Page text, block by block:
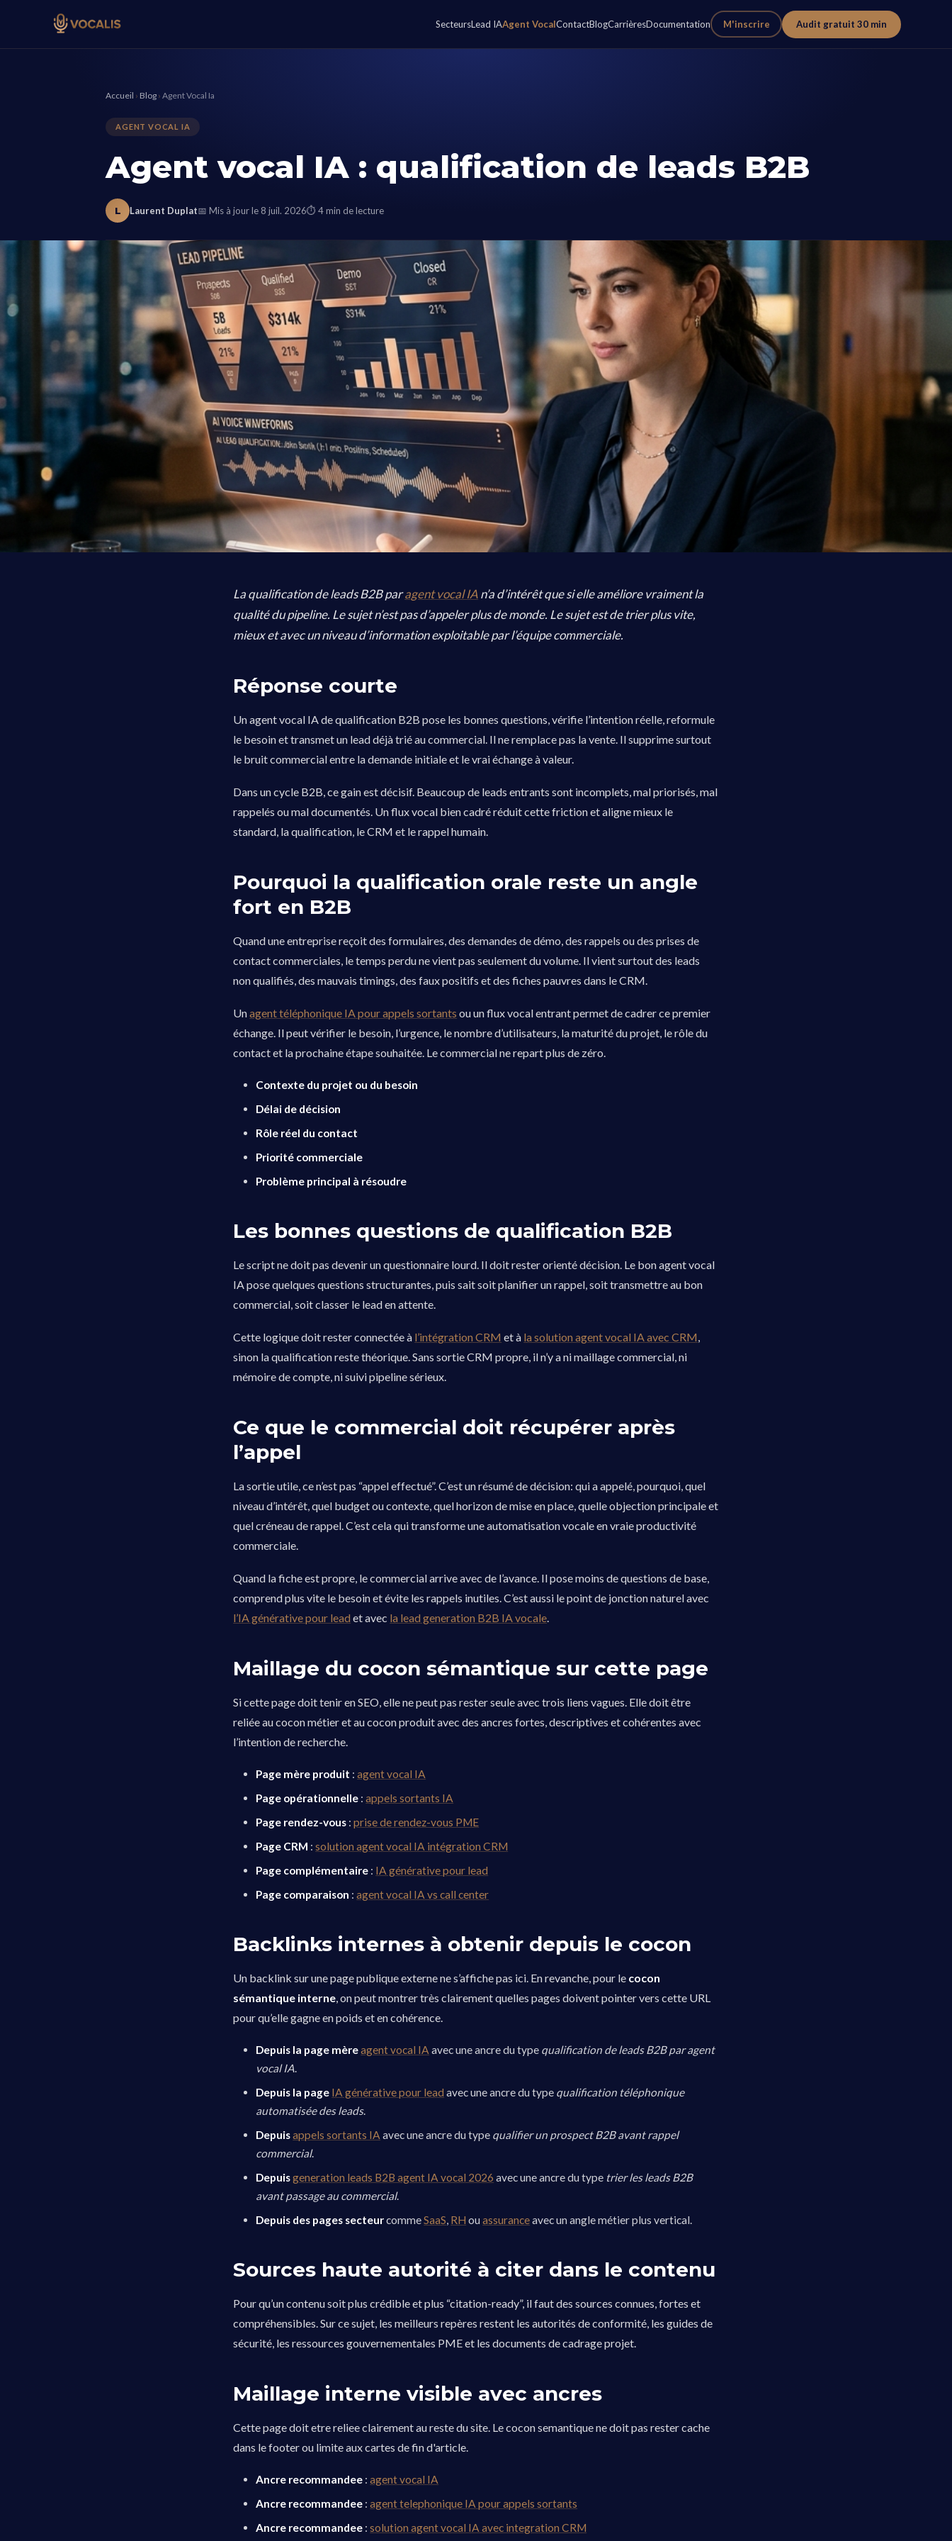
SecteursLead IAAgent VocalContactBlogCarrièresDocumentation M'inscrire Audit gratuit 30 min
Accueil › Blog › Agent Vocal Ia
AGENT VOCAL IA
Agent vocal IA : qualification de leads B2B
L Laurent Duplat📅 Mis à jour le 8 juil. 2026⏱ 4 min de lecture
La qualification de leads B2B paragent vocal IAn’a d’intérêt que si elle améliore vraiment la
qualité du pipeline. Le sujet n’est pas d’appeler plus de monde. Le sujet est de trier plus vite,
mieux et avec un niveau d’information exploitable par l’équipe commerciale.
Réponse courte
Un agent vocal IA de qualification B2B pose les bonnes questions, vérifie l’intention réelle, reformule
le besoin et transmet un lead déjà trié au commercial. Il ne remplace pas la vente. Il supprime surtout
le bruit commercial entre la demande initiale et le vrai échange à valeur.
Dans un cycle B2B, ce gain est décisif. Beaucoup de leads entrants sont incomplets, mal priorisés, mal
rappelés ou mal documentés. Un flux vocal bien cadré réduit cette friction et aligne mieux le
standard, la qualification, le CRM et le rappel humain.
Pourquoi la qualification orale reste un angle
fort en B2B
Quand une entreprise reçoit des formulaires, des demandes de démo, des rappels ou des prises de
contact commerciales, le temps perdu ne vient pas seulement du volume. Il vient surtout des leads
non qualifiés, des mauvais timings, des faux positifs et des fiches pauvres dans le CRM.
Unagent téléphonique IA pour appels sortants ou un flux vocal entrant permet de cadrer ce premier
échange. Il peut vérifier le besoin, l’urgence, le nombre d’utilisateurs, la maturité du projet, le rôle du
contact et la prochaine étape souhaitée. Le commercial ne repart plus de zéro.
Contexte du projet ou du besoin
Délai de décision
Rôle réel du contact
Priorité commerciale
Problème principal à résoudre
Les bonnes questions de qualification B2B
Le script ne doit pas devenir un questionnaire lourd. Il doit rester orienté décision. Le bon agent vocal
IA pose quelques questions structurantes, puis sait soit planifier un rappel, soit transmettre au bon
commercial, soit classer le lead en attente.
Cette logique doit rester connectée à l’intégration CRM et à la solution agent vocal IA avec CRM,
sinon la qualification reste théorique. Sans sortie CRM propre, il n’y a ni maillage commercial, ni
mémoire de compte, ni suivi pipeline sérieux.
Ce que le commercial doit récupérer après
l’appel
La sortie utile, ce n’est pas “appel effectué”. C’est un résumé de décision: qui a appelé, pourquoi, quel
niveau d’intérêt, quel budget ou contexte, quel horizon de mise en place, quelle objection principale et
quel créneau de rappel. C’est cela qui transforme une automatisation vocale en vraie productivité
commerciale.
Quand la fiche est propre, le commercial arrive avec de l’avance. Il pose moins de questions de base,
comprend plus vite le besoin et évite les rappels inutiles. C’est aussi le point de jonction naturel avec
l’IA générative pour lead et avec la lead generation B2B IA vocale.
Maillage du cocon sémantique sur cette page
Si cette page doit tenir en SEO, elle ne peut pas rester seule avec trois liens vagues. Elle doit être
reliée au cocon métier et au cocon produit avec des ancres fortes, descriptives et cohérentes avec
l’intention de recherche.
Page mère produit :agent vocal IA
Page opérationnelle :appels sortants IA
Page rendez-vous :prise de rendez-vous PME
Page CRM :solution agent vocal IA intégration CRM
Page complémentaire : IA générative pour lead
Page comparaison :agent vocal IA vs call center
Backlinks internes à obtenir depuis le cocon
Un backlink sur une page publique externe ne s’affiche pas ici. En revanche, pour le cocon
sémantique interne, on peut montrer très clairement quelles pages doivent pointer vers cette URL
pour qu’elle gagne en poids et en cohérence.
Depuis la page mèreagent vocal IA avec une ancre du type qualification de leads B2B par agent
vocal IA.
Depuis la page IA générative pour lead avec une ancre du type qualification téléphonique
automatisée des leads.
Depuisappels sortants IA avec une ancre du type qualifier un prospect B2B avant rappel
commercial.
Depuisgeneration leads B2B agent IA vocal 2026 avec une ancre du type trier les leads B2B
avant passage au commercial.
Depuis des pages secteurcommeSaaS, RH ouassuranceavec un angle métier plus vertical.
Sources haute autorité à citer dans le contenu
Pour qu’un contenu soit plus crédible et plus “citation-ready”, il faut des sources connues, fortes et
compréhensibles. Sur ce sujet, les meilleurs repères restent les autorités de conformité, les guides de
sécurité, les ressources gouvernementales PME et les documents de cadrage projet.
Maillage interne visible avec ancres
Cette page doit etre reliee clairement au reste du site. Le cocon semantique ne doit pas rester cache
dans le footer ou limite aux cartes de fin d'article.
Ancre recommandee :agent vocal IA
Ancre recommandee :agent telephonique IA pour appels sortants
Ancre recommandee :solution agent vocal IA avec integration CRM